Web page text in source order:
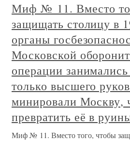
Миф № 11. Вместо
защищать столицу в
органы
Московской
операции
только высшего
минировали Москву,
превратить её в
Миф № 11. Вместо того, чтобы